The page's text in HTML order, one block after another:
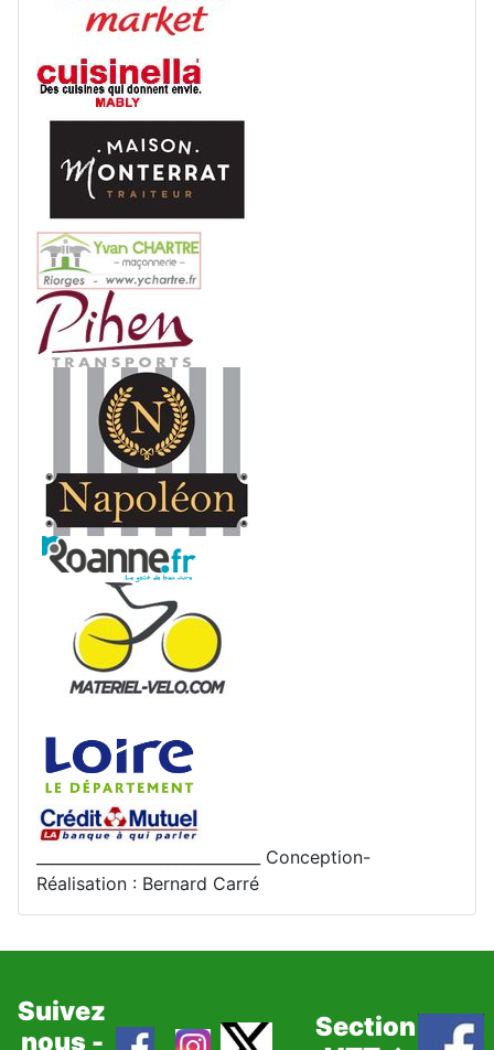
_____________________________ Conception-
Réalisation : Bernard Carré
Suivez
nous -
Section